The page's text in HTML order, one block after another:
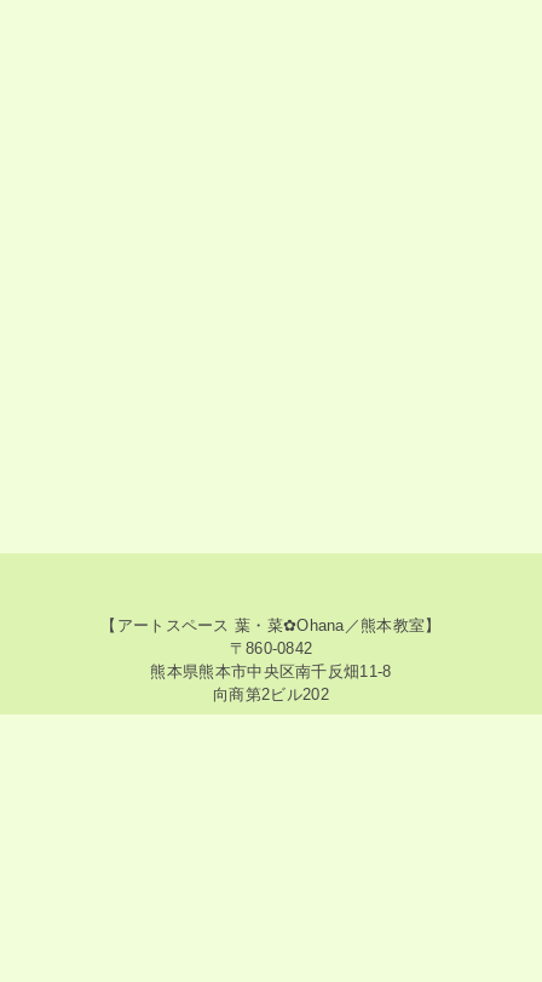
【アートスペース 葉・菜✿Ohana／熊本教室】
〒860-0842
熊本県熊本市中央区南千反畑11-8
向商第2ビル202